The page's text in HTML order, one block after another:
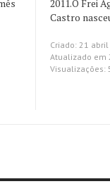
2011.O Frei
Castro
Criado: 21
Atualizado em
Visualizações: